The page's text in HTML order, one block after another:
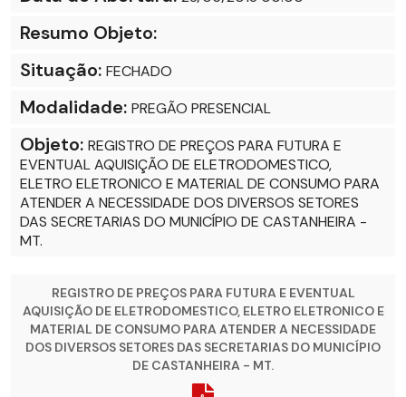
Resumo Objeto:
Situação: FECHADO
Modalidade: PREGÃO PRESENCIAL
Objeto: REGISTRO DE PREÇOS PARA FUTURA E
EVENTUAL AQUISIÇÃO DE ELETRODOMESTICO,
ELETRO ELETRONICO E MATERIAL DE CONSUMO PARA
ATENDER A NECESSIDADE DOS DIVERSOS SETORES
DAS SECRETARIAS DO MUNICÍPIO DE CASTANHEIRA -
MT.
REGISTRO DE PREÇOS PARA FUTURA E EVENTUAL
AQUISIÇÃO DE ELETRODOMESTICO, ELETRO ELETRONICO E
MATERIAL DE CONSUMO PARA ATENDER A NECESSIDADE
DOS DIVERSOS SETORES DAS SECRETARIAS DO MUNICÍPIO
DE CASTANHEIRA - MT.